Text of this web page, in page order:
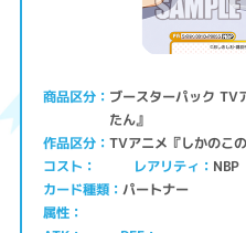
商品区分 ブースターパック TV
たん』
作品区分 TVアニメ『しかのこ
コスト レアリティ NBP
カード種類 パートナー
属性